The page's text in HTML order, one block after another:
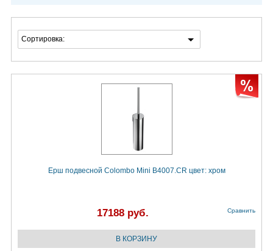
Сортировка:
Ерш подвесной Colombo Mini B4007.CR цвет: хром
17188 руб. Сравнить